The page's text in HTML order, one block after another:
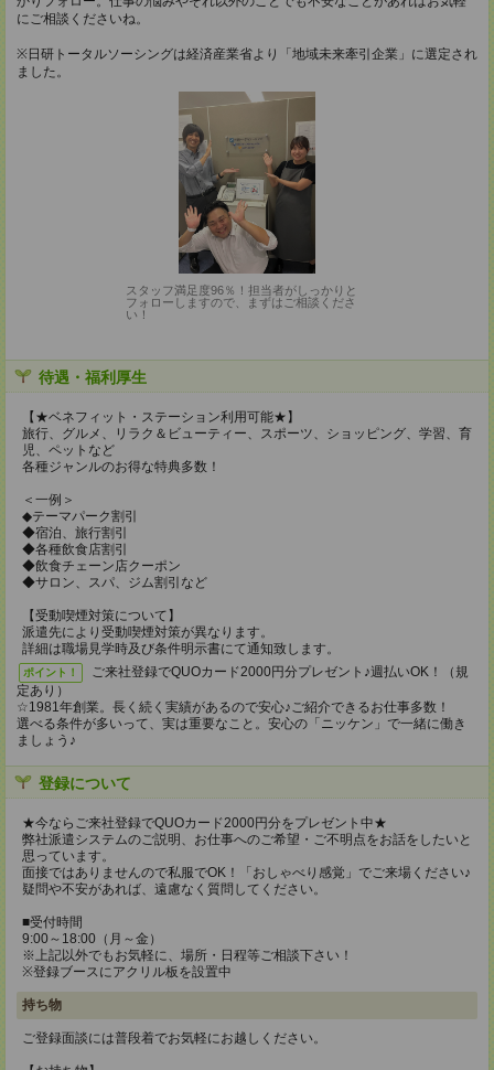
にご相談くださいね。
※日研トータルソーシングは経済産業省より「地域未来牽引企業」に選定され
ました。
スタッフ満足度96％！担当者がしっかりと
フォローしますので、まずはご相談くださ
い！
待遇・福利厚生
【★ベネフィット・ステーション利用可能★】
旅行、グルメ、リラク＆ビューティー、スポーツ、ショッピング、学習、育
児、ペットなど
各種ジャンルのお得な特典多数！
＜一例＞
◆テーマパーク割引
◆宿泊、旅行割引
◆各種飲食店割引
◆飲食チェーン店クーポン
◆サロン、スパ、ジム割引など
【受動喫煙対策について】
派遣先により受動喫煙対策が異なります。
詳細は職場見学時及び条件明示書にて通知致します。
ポイント！
ご来社登録でQUOカード2000円分プレゼント♪週払いOK！（規
定あり）
☆1981年創業。長く続く実績があるので安心♪ご紹介できるお仕事多数！
選べる条件が多いって、実は重要なこと。安心の「ニッケン」で一緒に働き
ましょう♪
登録について
★今ならご来社登録でQUOカード2000円分をプレゼント中★
弊社派遣システムのご説明、お仕事へのご希望・ご不明点をお話をしたいと
思っています。
面接ではありませんので私服でOK！「おしゃべり感覚」でご来場ください♪
疑問や不安があれば、遠慮なく質問してください。
■受付時間
9:00～18:00（月～金）
※上記以外でもお気軽に、場所・日程等ご相談下さい！
※登録ブースにアクリル板を設置中
持ち物
ご登録面談には普段着でお気軽にお越しください。